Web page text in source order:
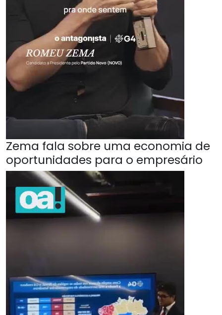
Zema fala sobre uma economia de
oportunidades para o empresário